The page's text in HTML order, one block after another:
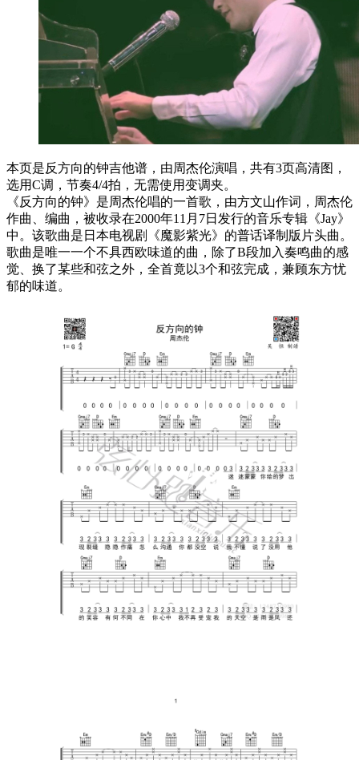
本页是反方向的钟吉他谱，由周杰伦演唱，共有3页高清图，
选用C调，节奏4/4拍，无需使用变调夹。
《反方向的钟》是周杰伦唱的一首歌，由方文山作词，周杰伦
作曲、编曲，被收录在2000年11月7日发行的音乐专辑《Jay》
中。该歌曲是日本电视剧《魔影紫光》的普话译制版片头曲。
歌曲是唯一一个不具西欧味道的曲，除了B段加入奏鸣曲的感
觉、换了某些和弦之外，全首竟以3个和弦完成，兼顾东方忧
郁的味道。